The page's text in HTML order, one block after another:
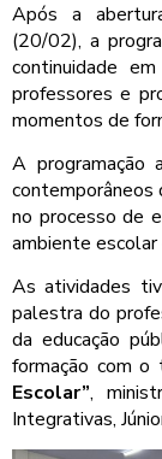
Após a
(20/02), a
continuidade
professores e
momentos de
A programação
contemporâneos
no processo de
ambiente
As atividades
palestra do
da educação
formação com o
Escolar”,
Integrativas,